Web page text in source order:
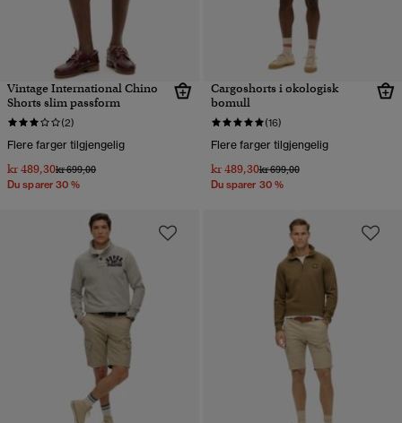
Vintage International Chino
Shorts slim passform
(2)
Flere farger tilgjengelig
kr 489,30Pris nedsatt fra
kr 699,00til
Du sparer 30 %
Cargoshorts i økologisk
bomull
(16)
Flere farger tilgjengelig
kr 489,30Pris nedsatt fra
kr 699,00til
Du sparer 30 %